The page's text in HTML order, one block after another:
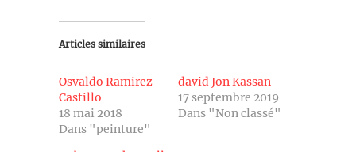
Articles similaires
Osvaldo Ramirez
Castillo
18 mai 2018
Dans "peinture"
david Jon Kassan
17 septembre 2019
Dans "Non classé"